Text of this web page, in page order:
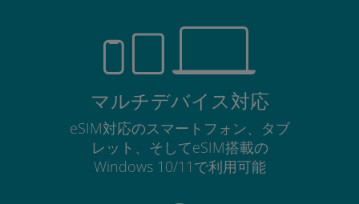
マルチデバイス対応
eSIM対応のスマートフォン、タブ
レット、そしてeSIM搭載の
Windows 10/11で利用可能